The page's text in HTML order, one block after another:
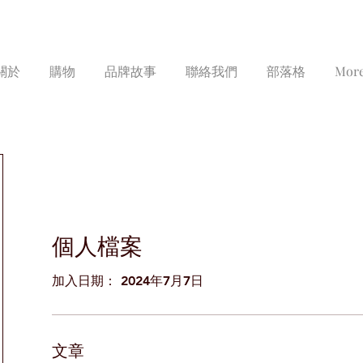
於 購物 品牌故事 聯絡我們 部落格
個人檔案
加入日期： 2024年7月7日
文章